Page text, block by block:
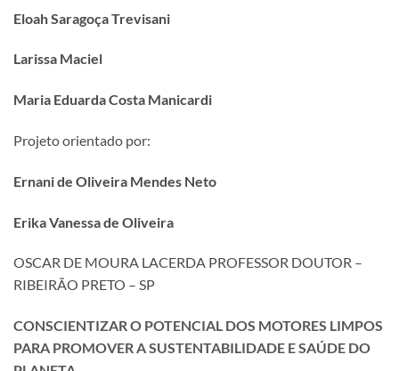
Eloah Saragoça Trevisani
Larissa Maciel
Maria Eduarda Costa Manicardi
Projeto orientado por:
Ernani de Oliveira Mendes Neto
Erika Vanessa de Oliveira
OSCAR DE MOURA LACERDA PROFESSOR DOUTOR –
RIBEIRÃO PRETO – SP
CONSCIENTIZAR O POTENCIAL DOS MOTORES LIMPOS
PARA PROMOVER A SUSTENTABILIDADE E SAÚDE DO